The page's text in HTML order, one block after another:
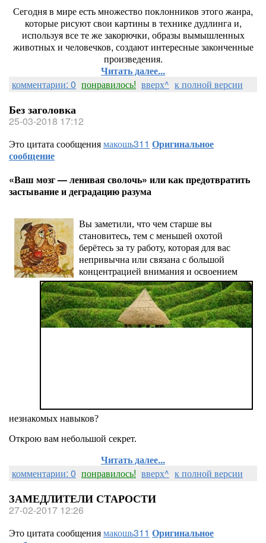
Сегодня в мире есть множество поклонников этого жанра,
которые рисуют свои картины в технике дудлинга и,
используя все те же закорючки, образы вымышленных
животных и человечков, создают интересные законченные
произведения.
Читать далее...
комментарии: 0 понравилось! вверх^ к полной версии
Без заголовка
25-03-2018 17:12
Это цитата сообщениямакошь311 Оригинальное
сообщение
«Ваш мозг — ленивая сволочь» или как предотвратить
застывание и деградацию разума
Вы заметили, что чем старше вы
становитесь, тем с меньшей охотой
берётесь за ту работу, которая для вас
непривычна или связана с большой
концентрацией внимания и освоением
незнакомых навыков?
Открою вам небольшой секрет.
Читать далее...
комментарии: 0 понравилось! вверх^ к полной версии
ЗАМЕДЛИТЕЛИ СТАРОСТИ
27-02-2017 12:26
Это цитата сообщениямакошь311 Оригинальное